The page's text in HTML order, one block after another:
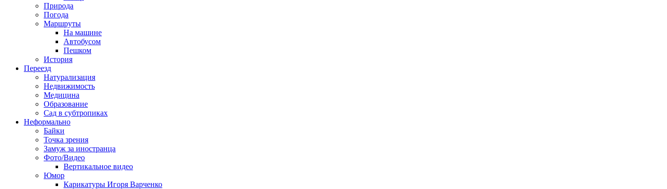
Природа
Погода
Маршруты
На машине
Автобусом
Пешком
История
Переезд
Натурализация
Недвижимость
Медицина
Образование
Сад в субтропиках
Неформально
Байки
Точка зрения
Замуж за иностранца
Фото/Видео
Вертикальное видео
Юмор
Карикатуры Игоря Варченко